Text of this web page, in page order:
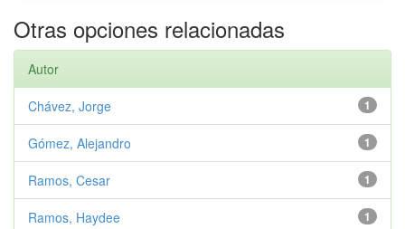
Otras opciones relacionadas
Autor
1
Chávez, Jorge
1
Gómez, Alejandro
1
Ramos, Cesar
1
Ramos, Haydee